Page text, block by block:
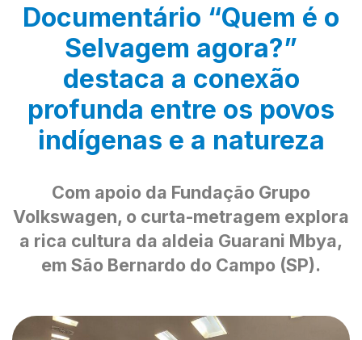
Documentário “Quem é o
Selvagem agora?”
destaca a conexão
profunda entre os povos
indígenas e a natureza
Com apoio da Fundação Grupo
Volkswagen, o curta-metragem explora
a rica cultura da aldeia Guarani Mbya,
em São Bernardo do Campo (SP).